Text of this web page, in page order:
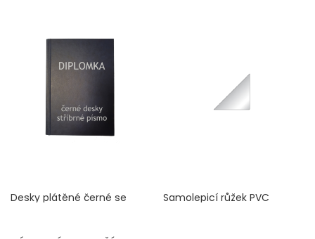
Desky plátěné černé se
Samolepicí růžek PVC